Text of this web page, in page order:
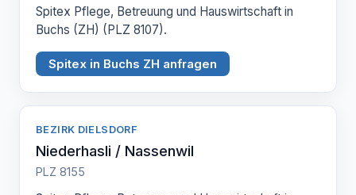
Spitex Pflege, Betreuung und Hauswirtschaft in
Buchs (ZH) (PLZ 8107).
Spitex in Buchs ZH anfragen
BEZIRK DIELSDORF
Niederhasli / Nassenwil
PLZ 8155